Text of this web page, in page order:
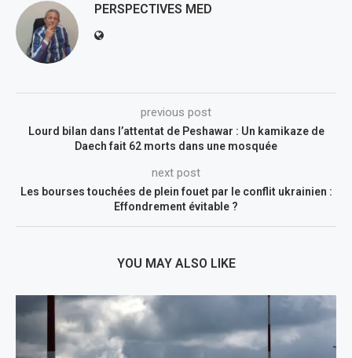
PERSPECTIVES MED
previous post
Lourd bilan dans l’attentat de Peshawar : Un kamikaze de
Daech fait 62 morts dans une mosquée
next post
Les bourses touchées de plein fouet par le conflit ukrainien :
Effondrement évitable ?
YOU MAY ALSO LIKE